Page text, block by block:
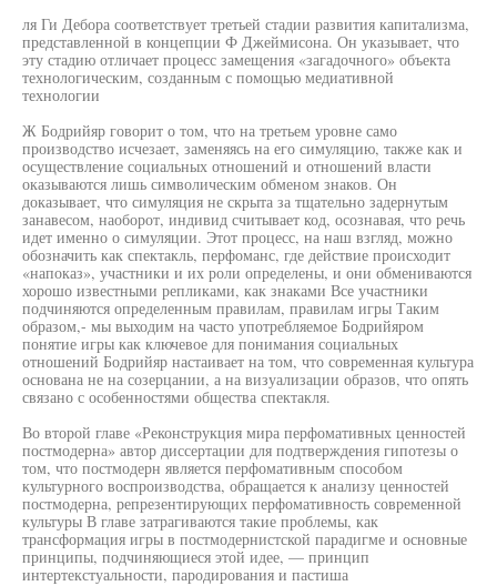
ля Ги Дебора соответствует третьей стадии развития капитализма,
представленной в концепции Ф Джеймисона. Он указывает, что
эту стадию отличает процесс замещения «загадочного» объекта
технологическим, созданным с помощью медиативной
технологии
Ж Бодрийяр говорит о том, что на третьем уровне само
производство исчезает, заменяясь на его симуляцию, также как и
осуществление социальных отношений и отношений власти
оказываются лишь символическим обменом знаков. Он
доказывает, что симуляция не скрыта за тщательно задернутым
занавесом, наоборот, индивид считывает код, осознавая, что речь
идет именно о симуляции. Этот процесс, на наш взгляд, можно
обозначить как спектакль, перфоманс, где действие происходит
«напоказ», участники и их роли определены, и они обмениваются
хорошо известными репликами, как знаками Все участники
подчиняются определенным правилам, правилам игры Таким
образом,- мы выходим на часто употребляемое Бодрийяром
понятие игры как ключевое для понимания социальных
отношений Бодрийяр настаивает на том, что современная культура
основана не на созерцании, а на визуализации образов, что опять
связано с особенностями общества спектакля.
Во второй главе «Реконструкция мира перфомативных ценностей
постмодерна» автор диссертации для подтверждения гипотезы о
том, что постмодерн является перфомативным способом
культурного воспроизводства, обращается к анализу ценностей
постмодерна, репрезентирующих перфомативность современной
культуры В главе затрагиваются такие проблемы, как
трансформация игры в постмодернистской парадигме и основные
принципы, подчиняющиеся этой идее, — принцип
интертекстуальности, пародирования и пастиша